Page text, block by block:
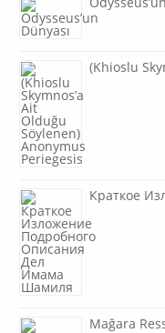
(Khioslu
Краткое
Mağara